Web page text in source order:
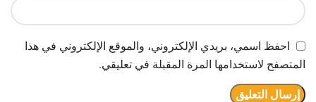
احفظ اسمي، بريدي الإلكتروني، والموقع الإلكتروني في هذا
المتصفح لاستخدامها المرة المقبلة في تعليقي.